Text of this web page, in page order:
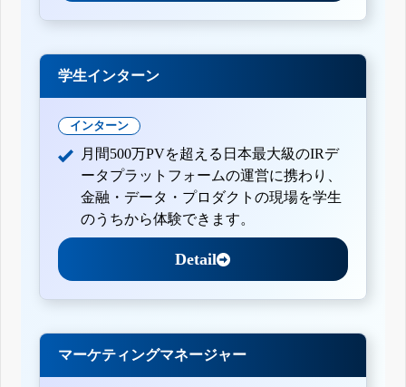
学生インターン
インターン
月間500万PVを超える日本最大級のIRデ
ータプラットフォームの運営に携わり、
金融・データ・プロダクトの現場を学生
のうちから体験できます。
Detail
マーケティングマネージャー